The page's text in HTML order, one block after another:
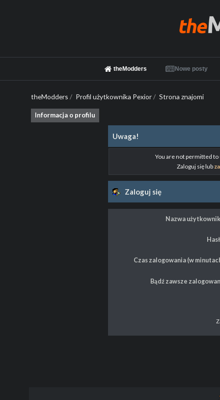
theModders Nowe posty
theModders / Profil użytkownika Pexior/ Strona znajomi
Informacja o profilu
Uwaga!
You are not permitted to
Zaloguj się lub
Zaloguj się
Nazwa
Czas zalogowania (w
Bądź zawsze